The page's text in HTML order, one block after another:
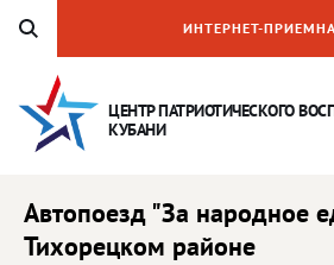
ЦЕНТР ПАТРИОТИЧЕСКОГО
КУБАНИ
ИНТЕРНЕТ-
Автопоезд "За народное
Тихорецком районе